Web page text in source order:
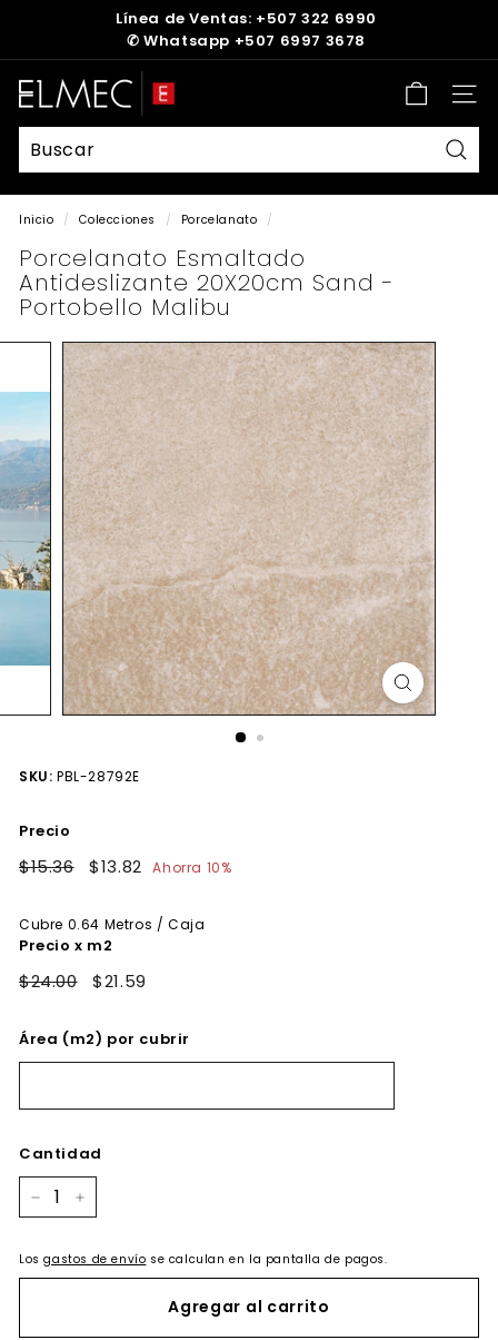
diapositivas
pausa
Línea de Ventas: +507 322 6990
✆ Whatsapp +507 6997 3678
E
L
M
E
C
Inicio / Colecciones / Porcelanato /
Porcelanato Esmaltado
Antideslizante 20X20cm Sand -
Portobello Malibu
SKU: PBL-28792E
Precio
Precio
$15.36$15.36
Precio
$13.82 $13.82
Ahorra 10%
Cubre 0.64 Metros / Caja
Precio x m2
$24.00 $21.59
Área (m2) por cubrir
Cantidad
Losgastos de envío se calculan en la pantalla de pagos.
Agregar al carrito